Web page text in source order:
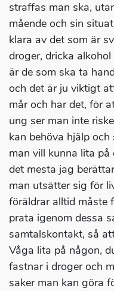
straffas man ska,
mående och sin
klara av det som är
droger, dricka
är de som ska ta
och det är ju viktigt
mår och har det, för
ung ser man inte
kan behöva hjälp
man vill kunna lita
det mesta jag
man utsätter sig för
föräldrar alltid måste
prata igenom dessa
samtalskontakt, så
Våga lita på någon,
fastnar i droger och
saker man kan göra